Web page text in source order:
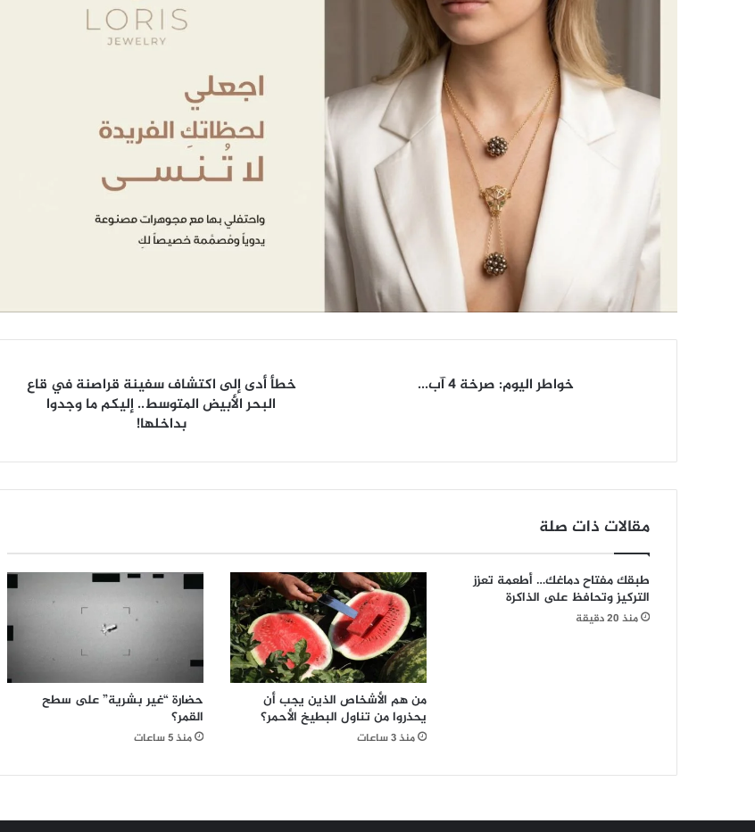
خواطر اليوم: صرخة ٤ آب...
قراصنة
في
إليكم
ما
وجدوا
بداخلها!
خطأ أدى إلى اكتشاف سفينة قراصنة في قاع
البحر الأبيض المتوسط.. إليكم ما وجدوا
بداخلها!
مقالات ذات صلة
طبقك مفتاح دماغك… أطعمة تعزز
التركيز وتحافظ على الذاكرة
منذ 20 دقيقة
من هم الأشخاص الذين يجب أن
يحذروا من تناول البطيخ الأحمر؟
منذ 3 ساعات
حضارة “غير بشرية” على سطح
القمر؟
منذ 5 ساعات